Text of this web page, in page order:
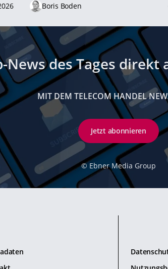
Boris Boden
News des Tages direkt
MIT DEM TELECOM HANDEL
Jetzt abonnieren
© Ebner Media Group